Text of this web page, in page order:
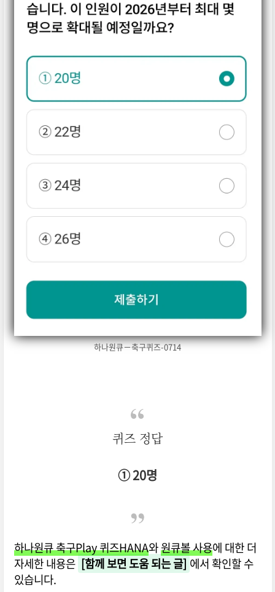
하나원큐－축구퀴즈-0714
퀴즈 정답
① 20명
하나원큐 축구Play 퀴즈HANA와원큐볼 사용에 대한 더
자세한 내용은 [함께 보면 도움 되는 글] 에서 확인할 수
있습니다.